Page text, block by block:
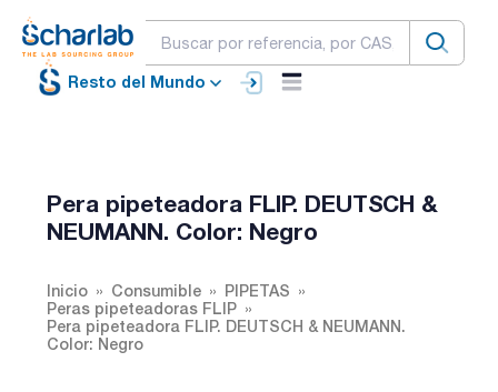
Resto del Mundo
Pera pipeteadora FLIP. DEUTSCH &
NEUMANN. Color: Negro
Inicio Consumible
PIPETAS
Peras pipeteadoras FLIP
Pera pipeteadora FLIP. DEUTSCH & NEUMANN.
Color: Negro